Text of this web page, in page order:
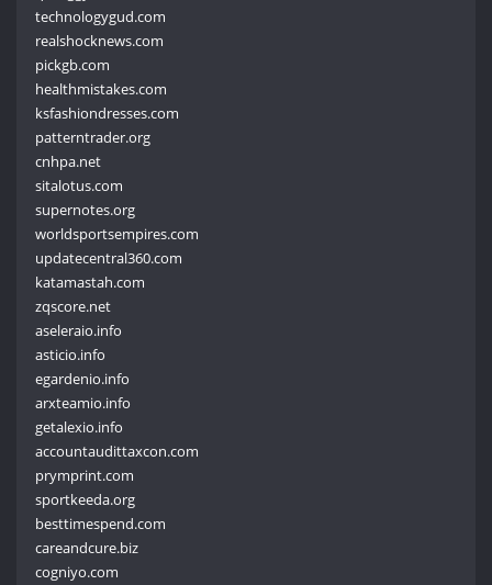
technologygud.com
realshocknews.com
pickgb.com
healthmistakes.com
ksfashiondresses.com
patterntrader.org
cnhpa.net
sitalotus.com
supernotes.org
worldsportsempires.com
updatecentral360.com
katamastah.com
zqscore.net
aseleraio.info
asticio.info
egardenio.info
arxteamio.info
getalexio.info
accountaudittaxcon.com
prymprint.com
sportkeeda.org
besttimespend.com
careandcure.biz
cogniyo.com